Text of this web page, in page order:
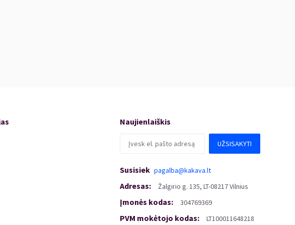
Naujienlaiškis
UŽSISAKYTI
Susisiek pagalba@kakava.lt
Adresas: Žalgirio g. 135, LT-08217 Vilnius
Įmonės kodas: 304769369
PVM mokėtojo kodas: LT100011648218